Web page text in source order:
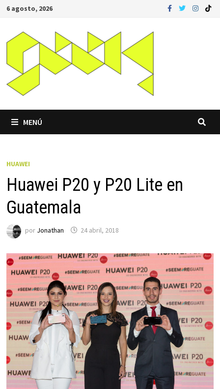
Saltar
contenido
6 agosto, 2026
MENÚ
HUAWEI
Huawei P20 y P20 Lite en
Guatemala
por Jonathan 24 abril, 2018